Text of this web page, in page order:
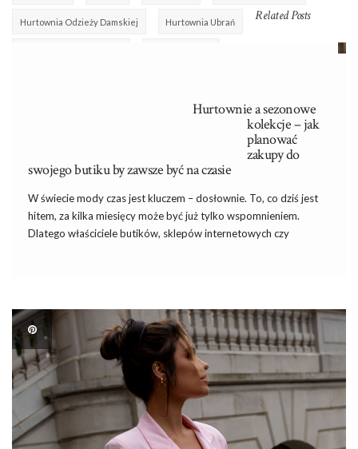
Hurtownia Odzieży Damskiej Hurtownia Ubrań Related Posts
Hurtownie a sezonowe
kolekcje – jak
planować
zakupy do
swojego butiku by zawsze być na czasie
W świecie mody czas jest kluczem – dosłownie. To, co dziś jest
hitem, za kilka miesięcy może być już tylko wspomnieniem.
Dlatego właściciele butików, sklepów internetowych czy